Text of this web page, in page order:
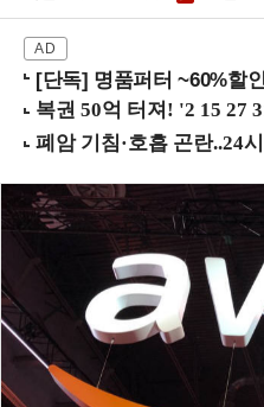
[단독] 명품퍼터 ~60%할인